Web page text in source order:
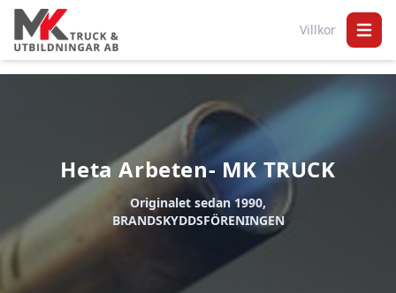
Villkor Open
Heta Arbeten- MK TRUCK
Originalet sedan 1990,
BRANDSKYDDSFÖRENINGEN